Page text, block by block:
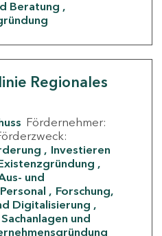
Beratung
Regionales
Fördernehmer:
Investieren
und
Forschung,
Digitalisierung
und